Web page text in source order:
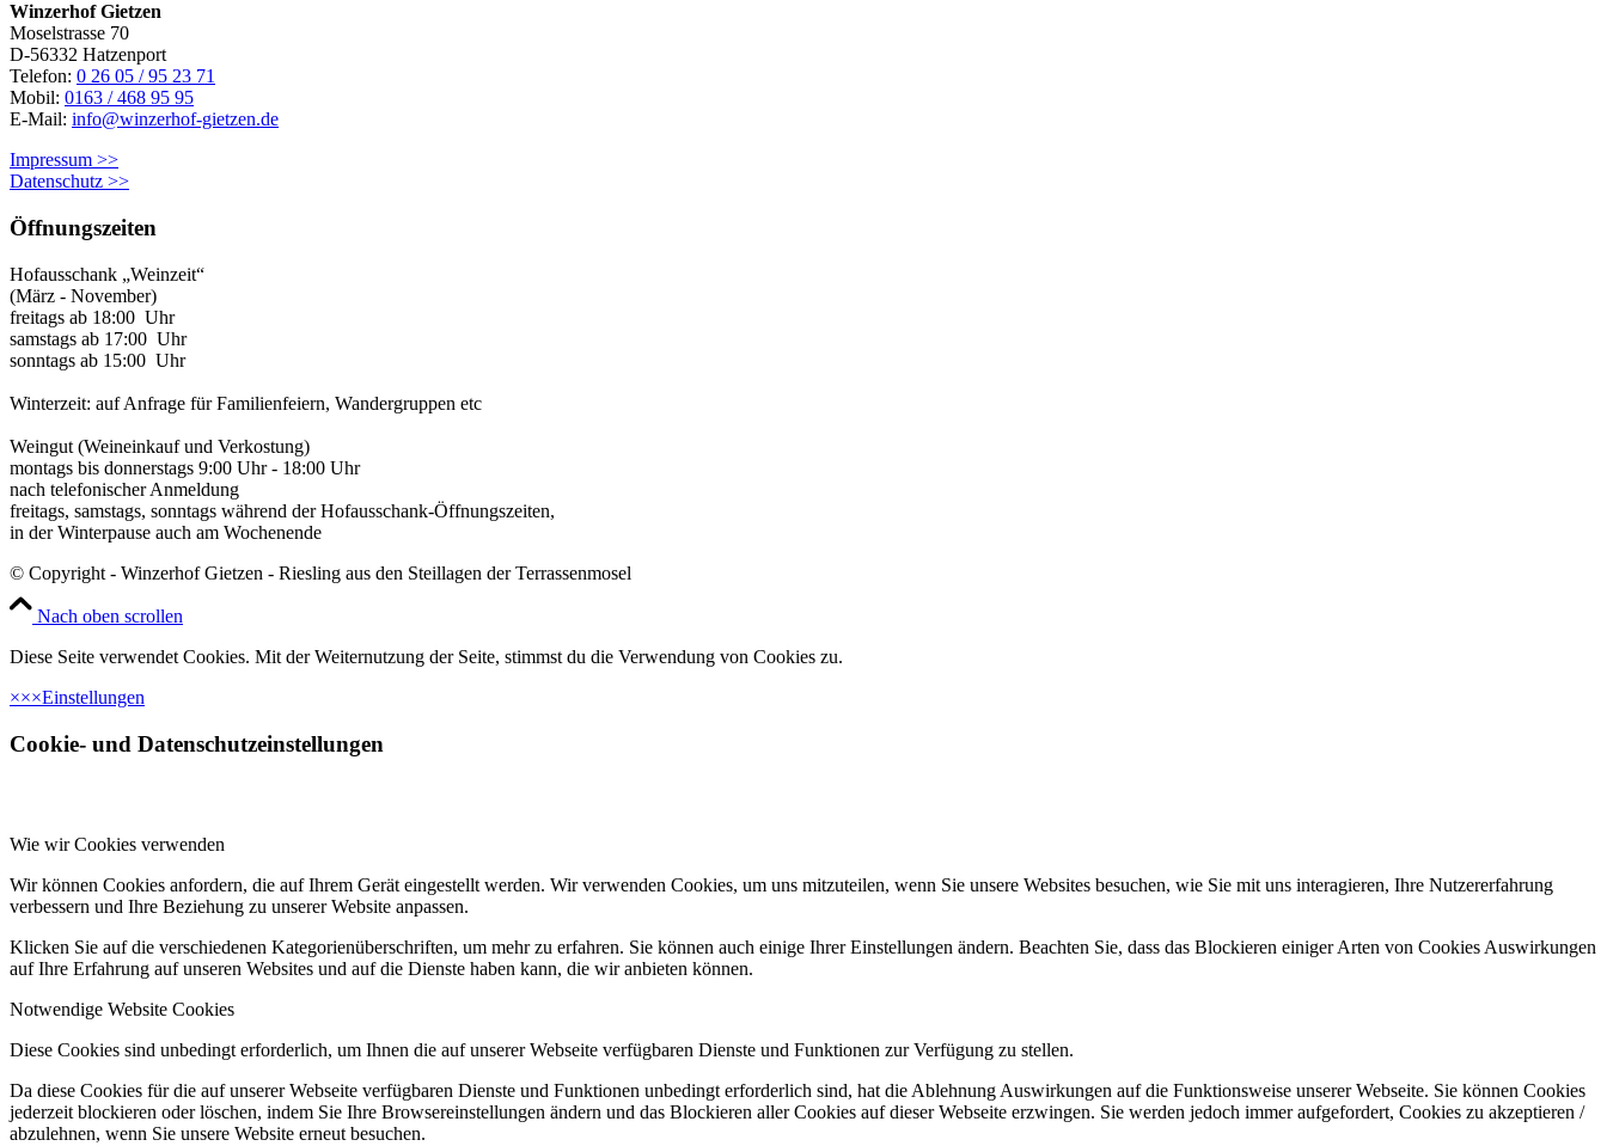
Winzerhof Gietzen
Moselstrasse 70
D-56332 Hatzenport
Telefon: 0 26 05 / 95 23 71
Mobil: 0163 / 468 95 95
E-Mail: info@winzerhof-gietzen.de
Impressum >>
Datenschutz >>
Öffnungszeiten
Hofausschank „Weinzeit“
(März - November)
freitags ab 18:00 Uhr
samstags ab 17:00 Uhr
sonntags ab 15:00 Uhr
Winterzeit: auf Anfrage für Familienfeiern, Wandergruppen etc
Weingut (Weineinkauf und Verkostung)
montags bis donnerstags 9:00 Uhr - 18:00 Uhr
nach telefonischer Anmeldung
freitags, samstags, sonntags während der Hofausschank-Öffnungszeiten,
in der Winterpause auch am Wochenende
© Copyright - Winzerhof Gietzen - Riesling aus den Steillagen der Terrassenmosel
Nach oben scrollen
Diese Seite verwendet Cookies. Mit der Weiternutzung der Seite, stimmst du die Verwendung von Cookies zu.
×××Einstellungen
Cookie- und Datenschutzeinstellungen
Wie wir Cookies verwenden
Wir können Cookies anfordern, die auf Ihrem Gerät eingestellt werden. Wir verwenden Cookies, um uns mitzuteilen, wenn Sie unsere Websites besuchen, wie Sie mit uns interagieren, Ihre Nutzererfahrung
verbessern und Ihre Beziehung zu unserer Website anpassen.
Klicken Sie auf die verschiedenen Kategorienüberschriften, um mehr zu erfahren. Sie können auch einige Ihrer Einstellungen ändern. Beachten Sie, dass das Blockieren einiger Arten von Cookies Auswirkungen
auf Ihre Erfahrung auf unseren Websites und auf die Dienste haben kann, die wir anbieten können.
Notwendige Website Cookies
Diese Cookies sind unbedingt erforderlich, um Ihnen die auf unserer Webseite verfügbaren Dienste und Funktionen zur Verfügung zu stellen.
Da diese Cookies für die auf unserer Webseite verfügbaren Dienste und Funktionen unbedingt erforderlich sind, hat die Ablehnung Auswirkungen auf die Funktionsweise unserer Webseite. Sie können Cookies
jederzeit blockieren oder löschen, indem Sie Ihre Browsereinstellungen ändern und das Blockieren aller Cookies auf dieser Webseite erzwingen. Sie werden jedoch immer aufgefordert, Cookies zu akzeptieren /
abzulehnen, wenn Sie unsere Website erneut besuchen.